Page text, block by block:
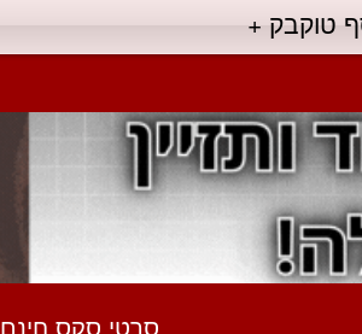
טוקבק +
סרטי סקס חינם